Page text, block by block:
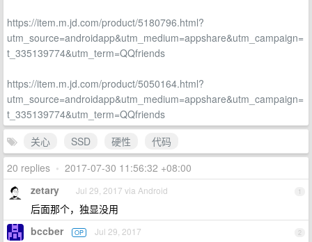
https://item.m.jd.com/product/5180796.html?
utm_source=androidapp&utm_medium=appshare&utm_campaign=
t_335139774&utm_term=QQfriends
https://item.m.jd.com/product/5050164.html?
utm_source=androidapp&utm_medium=appshare&utm_campaign=
t_335139774&utm_term=QQfriends
关心
SSD 硬性
代码
20 replies • 2017-07-30 11:56:32 +08:00
1
zetary Jul 29, 2017 via Android
后面那个，独显没用
2
bccber OP Jul 29, 2017